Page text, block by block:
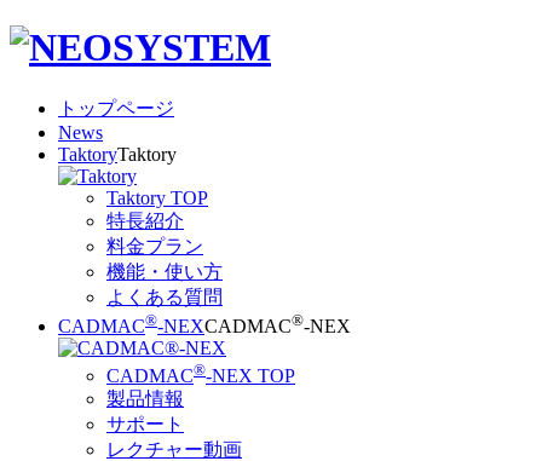
トップページ
News
TaktoryTaktory
Taktory TOP
特長紹介
料金プラン
機能・使い方
よくある質問
CADMAC®-NEXCADMAC®-NEX
CADMAC®-NEX TOP
製品情報
サポート
レクチャー動画